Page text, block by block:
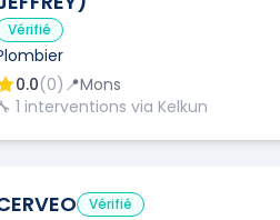
Vérifié
0.0(0) 📍Mons
1 interventions via Kelkun
Vérifié